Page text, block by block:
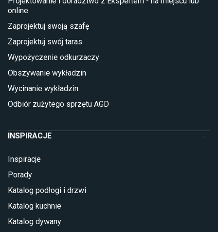
Płytki
Płytki Cersanit
Płytki wielkoformatowe
Glazura
Płytki marmurowe
online
Zaprojektuj swoją szafę
Zaprojektuj swój taras
Wypożyczenie odkurzaczy
Obszywanie wykładzin
Wycinanie wykładzin
Odbiór zużytego sprzętu AGD
INSPIRACJE
Inspiracje
Porady
Katalog podłogi i drzwi
Katalog kuchnie
Katalog dywany